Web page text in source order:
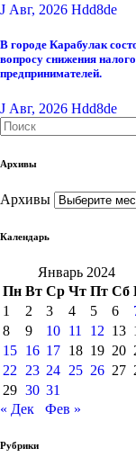
J Авг, 2026 Hdd8de
В городе Карабулак
вопросу снижения
предпринимателей.
J Авг, 2026 Hdd8de
Архивы
Архивы
Календарь
Январь 2024
Пн Вт Ср Чт Пт Сб
1
2 3 4 5 6
8
9 10 11 12 13
15 16 17 18 19 20
22
23 24 25 26 27
29 30 31
« Дек
Фев »
Рубрики